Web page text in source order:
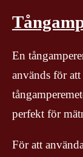
En
används för
perfekt för
För att